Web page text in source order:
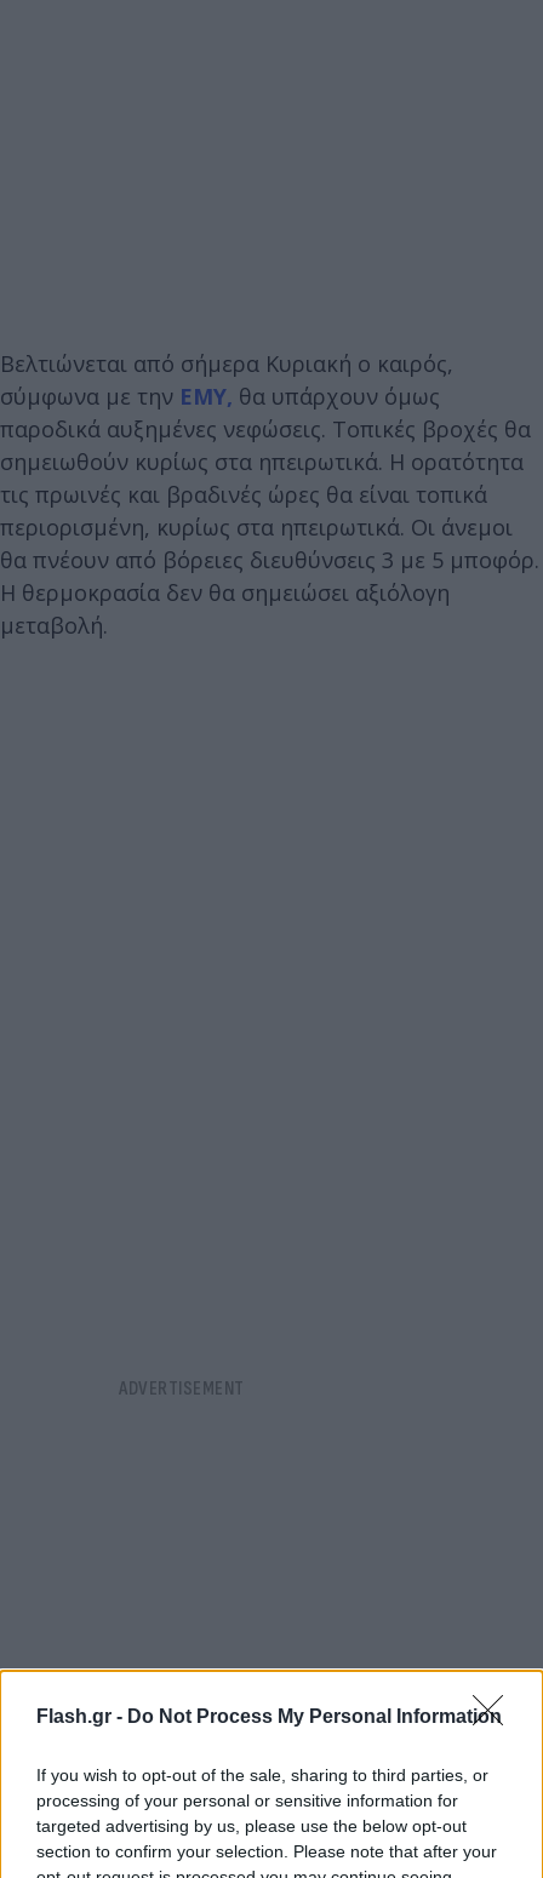
Flash.gr - Do Not Process My Personal Information
If you wish to opt-out of the sale, sharing to third parties, or
processing of your personal or sensitive information for
targeted advertising by us, please use the below opt-out
section to confirm your selection. Please note that after your
Βελτιώνεται από σήμερα Κυριακή ο καιρός,
σύμφωνα με την ΕΜΥ, θα υπάρχουν όμως
παροδικά αυξημένες νεφώσεις. Τοπικές βροχές θα
σημειωθούν κυρίως στα ηπειρωτικά. Η ορατότητα
τις πρωινές και βραδινές ώρες θα είναι τοπικά
περιορισμένη, κυρίως στα ηπειρωτικά. Οι άνεμοι
θα πνέουν από βόρειες διευθύνσεις 3 με 5 μποφόρ.
Η θερμοκρασία δεν θα σημειώσει αξιόλογη
μεταβολή.
Αναλυτικά η πρόγνωση του καιρού για την
Κυριακή